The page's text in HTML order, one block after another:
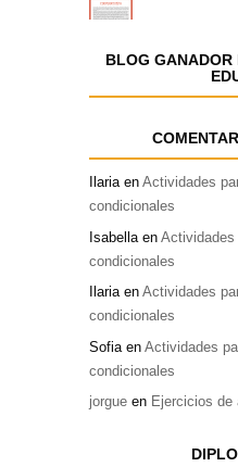
BLOG GANADOR
IlariaenActividades
condicionales
Isabella enActividades
condicionales
IlariaenActividades
condicionales
Sofia enActividades
condicionales
jorgue en Ejercicios de